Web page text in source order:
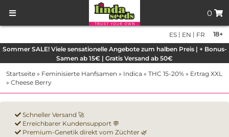
0
18+
ES | EN | FR
Sommer SALE! Viele sensationelle Angebote zum halben Preis | + Bonus-
Samen ab 15€ | Gratis Versand ab 50€
Startseite » Feminisierte Hanfsamen » Indica » THC 15-20% » Ertrag XXL
» Cheese Berry
Schneller Versand 🚀
Erreichbarer Kundensupport 💬
Premium-Genetik direkt vom Züchter 🌿